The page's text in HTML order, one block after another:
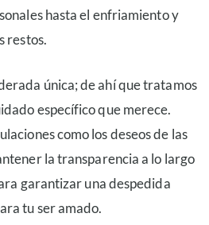
hasta el enfriamiento y
restos.
única; de ahí que tratamos
específico que merece.
como los deseos de las
la transparencia a lo largo
garantizar una despedida
tu ser amado.